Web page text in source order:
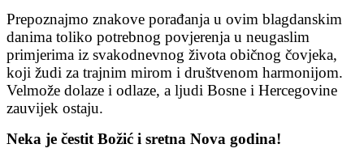
Prepoznajmo znakove porađanja u ovim blagdanskim
danima toliko potrebnog povjerenja u neugaslim
primjerima iz svakodnevnog života običnog čovjeka,
koji žudi za trajnim mirom i društvenom harmonijom.
Velmože dolaze i odlaze, a ljudi Bosne i Hercegovine
zauvijek ostaju.
Neka je čestit Božić i sretna Nova godina!